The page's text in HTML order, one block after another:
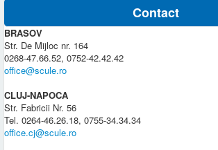
Contact
BRASOV
Str. De Mijloc nr. 164
0268-47.66.52, 0752-42.42.42
office@scule.ro
CLUJ-NAPOCA
Str. Fabricii Nr. 56
Tel. 0264-46.26.18, 0755-34.34.34
office.cj@scule.ro